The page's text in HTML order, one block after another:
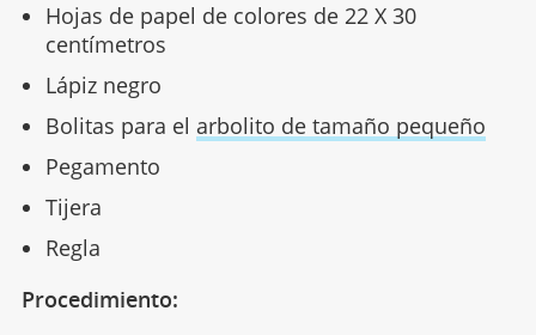
Hojas de papel de colores de 22 X 30
centímetros
Lápiz negro
Bolitas para el arbolito de tamaño pequeño
Pegamento
Tijera
Regla
Procedimiento: